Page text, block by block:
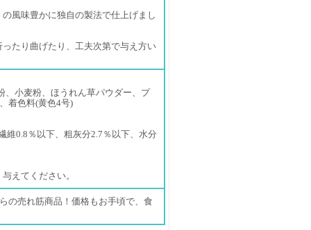
風味豊かに独自の製法で仕上げまし
たり曲げたり、工夫次第で与え方い
、小麦粉、ほうれん草パウダー、プ
着色料(黄色4号)
維0.8％以下、粗灰分2.7％以下、水分
えてください。
の売れ筋商品！価格もお手頃で、食